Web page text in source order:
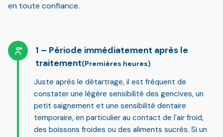
en toute confiance.
Période immédiatement après le
traitement(Premières heures)
Juste après le détartrage, il est fréquent de
constater une légère sensibilité des gencives, un
petit saignement et une sensibilité dentaire
temporaire, en particulier au contact de l'air froid,
des boissons froides ou des aliments sucrés. Si un